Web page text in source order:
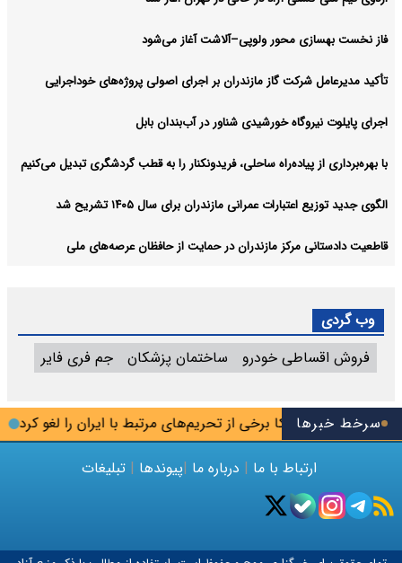
سرخط خبرهاآمریکا برخی از تحریم‌های مرتبط با ایران را لغو کرد
فاز نخست بهسازی محور ولوپی–آلاشت آغاز می‌شود
تأکید مدیرعامل شرکت گاز مازندران بر اجرای اصولی پروژه‌های خوداجرایی
اجرای پایلوت نیروگاه خورشیدی شناور در آب‌بندان بابل
با بهره‌برداری از پیاده‌راه ساحلی، فریدونکنار را به قطب گردشگری تبدیل می‌کنیم
الگوی جدید توزیع اعتبارات عمرانی مازندران برای سال ۱۴۰۵ تشریح شد
قاطعیت دادستانی مرکز مازندران در حمایت از حافظان عرصه‌های ملی
وب گردی
فروش اقساطی خودرو
ساختمان پزشکان جم فری فایر
ارتباط با ما | درباره ما |پیوندها | تبلیغات